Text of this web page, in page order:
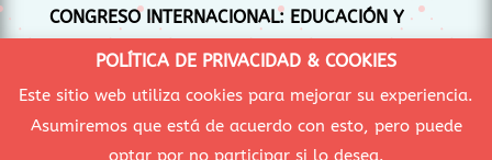
CONGRESO INTERNACIONAL: EDUCACIÓN Y
CONOCIMIENTO
CONEIXEMENT
POLÍTICA DE PRIVACIDAD & COOKIES
Este sitio web utiliza cookies para mejorar su experiencia.
Asumiremos que está de acuerdo con esto, pero puede